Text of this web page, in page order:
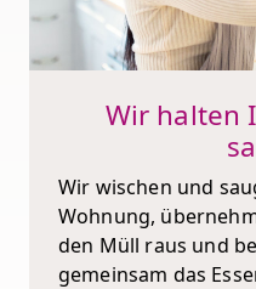
Wir halten
Wir wischen und
Wohnung,
den Müll raus und
gemeinsam das